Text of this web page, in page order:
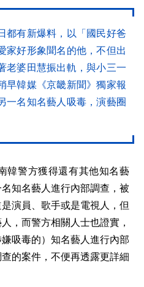
都有新爆料，以「國民好爸
家好形象聞名的他，不但出
老婆田慧振出軌，與小三一
早韓媒《京畿新聞》獨家報
一名知名藝人吸毒，演藝圈
韓警方獲得還有其他知名藝
知名藝人進行內部調查，被
演員、歌手或是電視人，但
，而警方相關人士也證實，
吸毒的）知名藝人進行內部
的案件，不便再透露更詳細